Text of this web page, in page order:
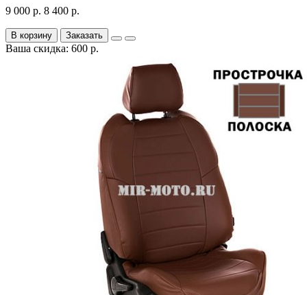
9 000 р. 8 400 р.
В корзину Заказать
Ваша скидка: 600 р.